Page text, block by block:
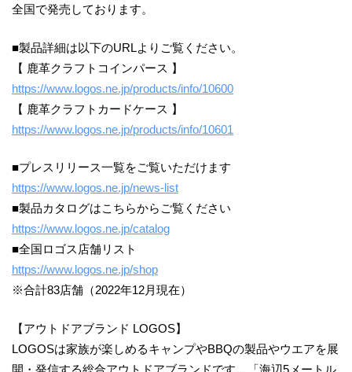
全国で発売しております。
■製品詳細は以下のURLよりご覧ください。
【 鹿革クラフトコインパース 】
https://www.logos.ne.jp/products/info/10600
【 鹿革クラフトカードケース 】
https://www.logos.ne.jp/products/info/10601
■プレスリリース一覧をご覧いただけます
https://www.logos.ne.jp/news-list
■製品カタログはこちらからご覧ください
https://www.logos.ne.jp/catalog
■全国ロゴス店舗リスト
https://www.logos.ne.jp/shop
※合計83店舗（2022年12月現在）
【アウトドアブランド LOGOS】
LOGOSは家族が楽しめるキャンプやBBQの製品やウエアを展
開・発信する総合アウトドアブランドです。「海辺5メートル